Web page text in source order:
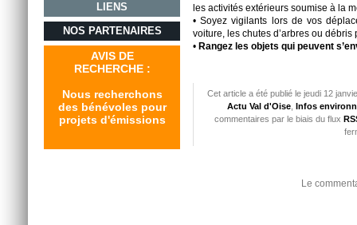
LIENS
NOS PARTENAIRES
AVIS DE
RECHERCHE :
Nous recherchons
des bénévoles pour
projets d'émissions
les activités extérieurs soumise à la
• Soyez vigilants lors de vos
voiture, les chutes d’arbres ou
• Rangez les objets qui peuvent
Cet article a été publié le jeudi 12
Actu Val d'Oise Infos
commentaires par le biais du flux
Le